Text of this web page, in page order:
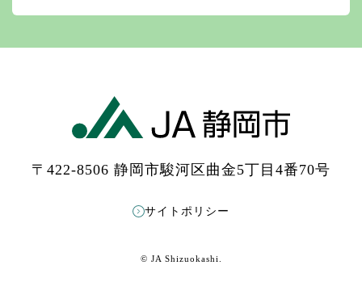
〒422-8506 静岡市駿河区曲金5丁目4番70号
サイトポリシー
© JA Shizuokashi.